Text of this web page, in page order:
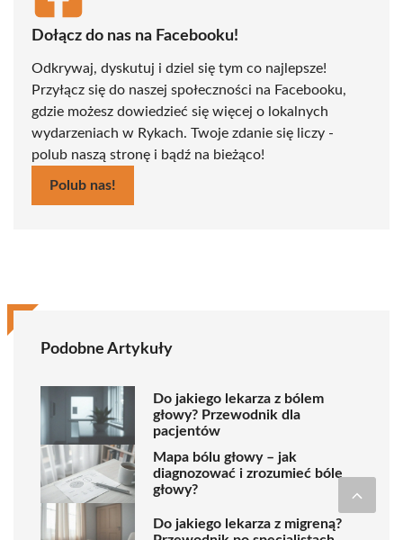
Dołącz do nas na Facebooku!
Odkrywaj, dyskutuj i dziel się tym co najlepsze!
Przyłącz się do naszej społeczności na Facebooku,
gdzie możesz dowiedzieć się więcej o lokalnych
wydarzeniach w Rykach. Twoje zdanie się liczy -
polub naszą stronę i bądź na bieżąco!
Polub nas!
Podobne Artykuły
Do jakiego lekarza z bólem
głowy? Przewodnik dla
pacjentów
Mapa bólu głowy – jak
diagnozować i zrozumieć bóle
głowy?
Do jakiego lekarza z migreną?